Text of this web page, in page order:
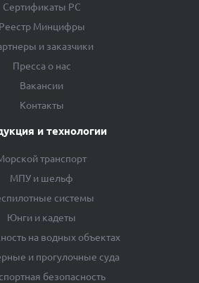
Сертификаты РС
Реестр Минцифры
и заказчики
Пресса о нас
Вакансии
Контакты
и технологии
транспорт
МПУ и шельф
системы
Юнги и кадеты
на водных объектах
и прогулочные суда
безопасность